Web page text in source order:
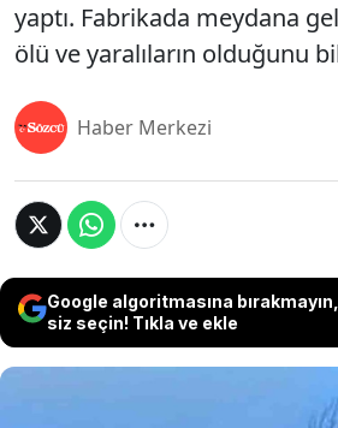
yaptı. Fabrikada meydana
ölü ve yaralıların olduğunu
Haber Merkezi
Google algoritmasına
siz seçin! Tıkla ve ekle